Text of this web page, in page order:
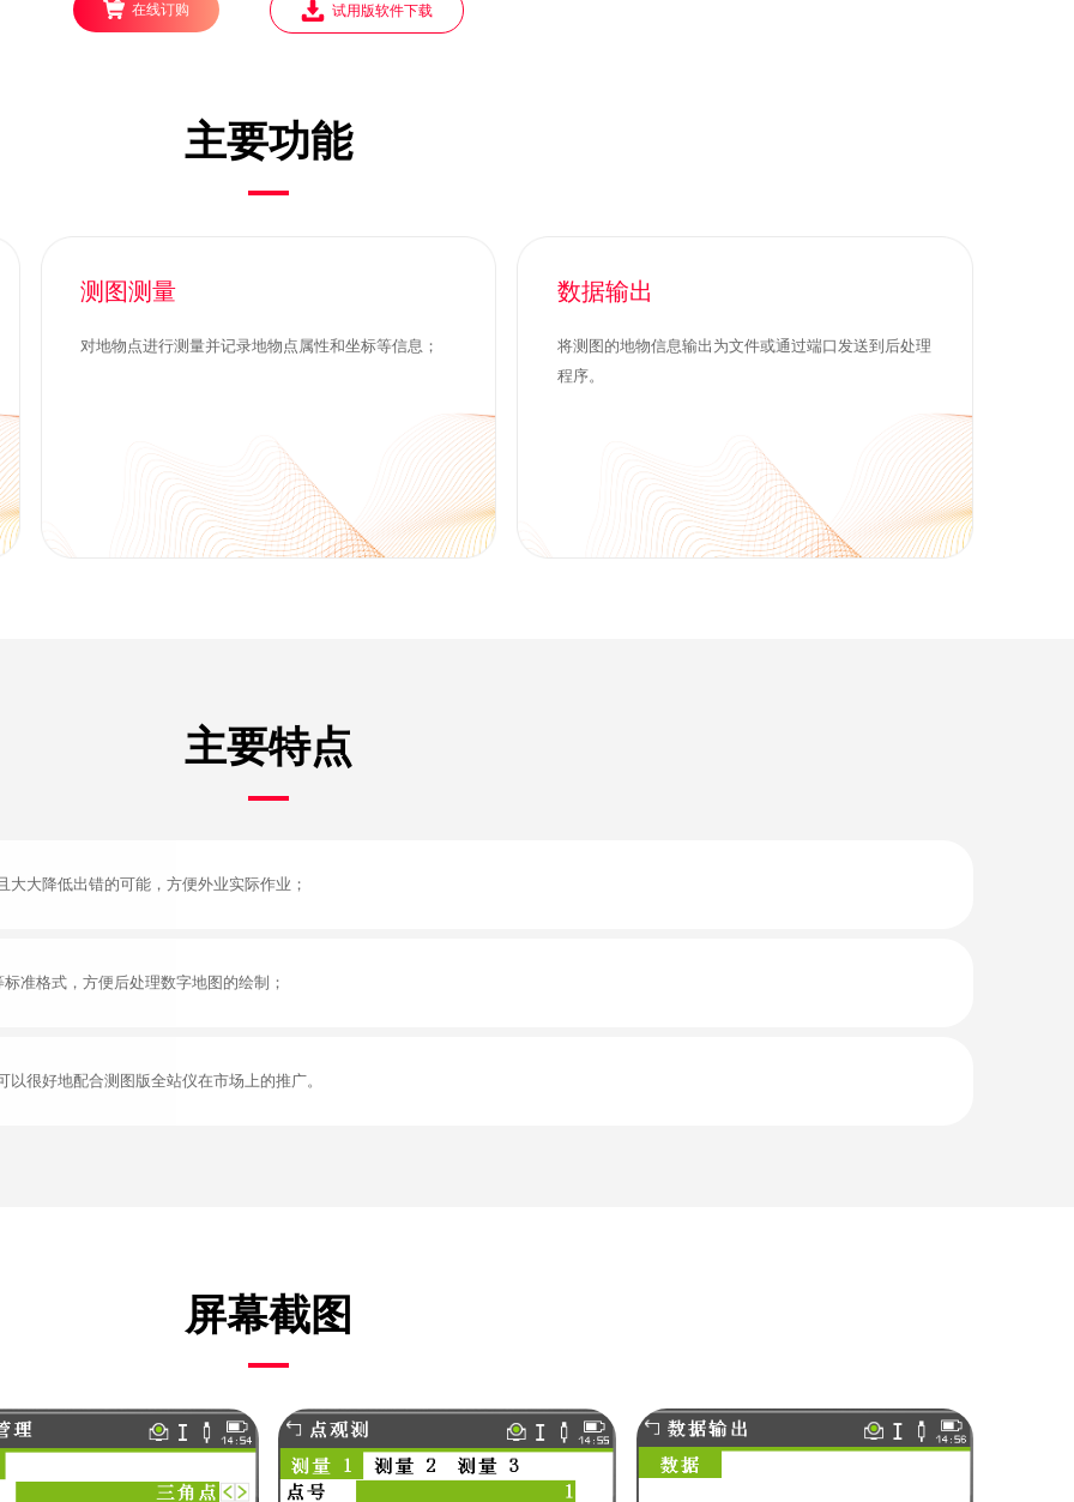
在线订购 试用版软件下载
主要功能
测图测量
对地物点进行测量并记录地物点属性和坐标等信息；
数据输出
将测图的地物信息输出为文件或通过端口发送到后处理
程序。
主要特点
大降低出错的可能，方便外业实际作业；
准格式，方便后处理数字地图的绘制；
很好地配合测图版全站仪在市场上的推广。
屏幕截图